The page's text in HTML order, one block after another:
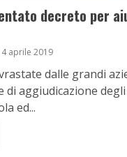
decreto per
4 aprile 2019
dalle grandi
di aggiudicazione
ed...